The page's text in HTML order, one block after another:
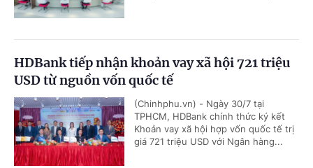
HDBank tiếp nhận khoản vay xã hội 721 triệu
USD từ nguồn vốn quốc tế
(Chinhphu.vn) - Ngày 30/7 tại
TPHCM, HDBank chính thức ký kết
Khoản vay xã hội hợp vốn quốc tế trị
giá 721 triệu USD với Ngân hàng...